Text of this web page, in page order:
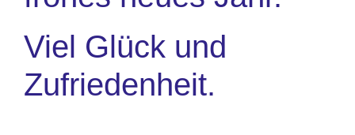
Viel Glück und
Zufriedenheit.